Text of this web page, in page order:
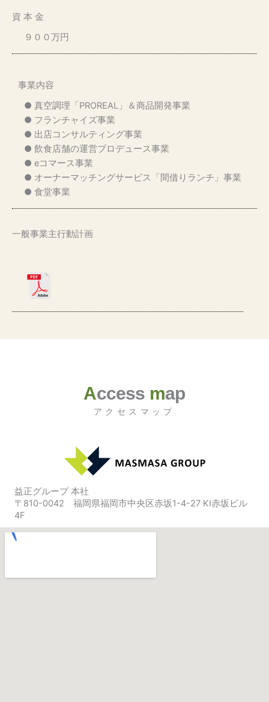
資 本 金
９００万円
事業内容
● 真空調理「PROREAL」＆商品開発事業
● フランチャイズ事業
● 出店コンサルティング事業
● 飲食店舗の運営プロデュース事業
● eコマース事業
● オーナーマッチングサービス「間借りランチ」事業
● 食堂事業
一般事業主行動計画
Access map
アクセスマップ
益正グループ 本社
〒810-0042 福岡県福岡市中央区赤坂1-4-27 KI赤坂ビル
4F